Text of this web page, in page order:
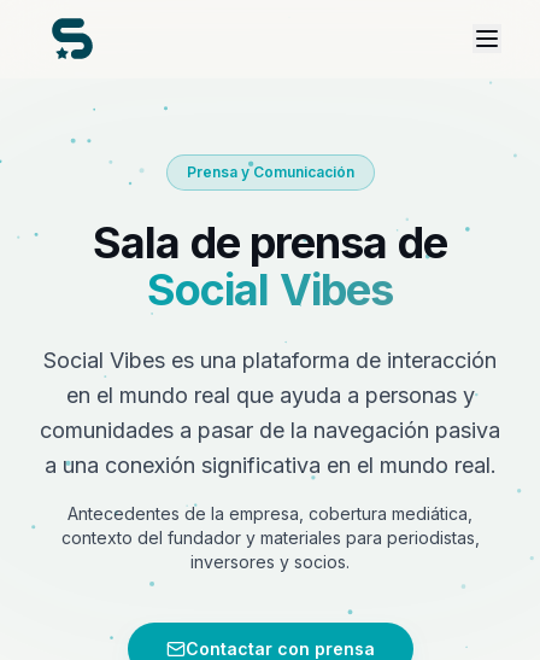
Prensa y Comunicación
Sala de prensa de
Social Vibes
Social Vibes es una plataforma de interacción
en el mundo real que ayuda a personas y
comunidades a pasar de la navegación pasiva
a una conexión significativa en el mundo real.
Antecedentes de la empresa, cobertura mediática,
contexto del fundador y materiales para periodistas,
inversores y socios.
Contactar con prensa